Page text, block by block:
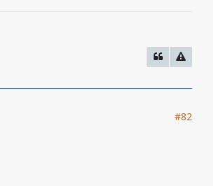
#82